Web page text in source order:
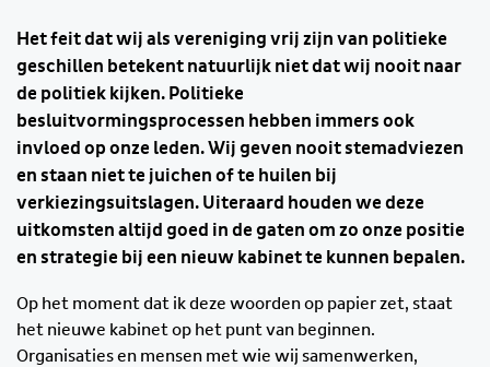
Het feit dat wij als vereniging vrij zijn van politieke
geschillen betekent natuurlijk niet dat wij nooit naar
de politiek kijken. Politieke
besluitvormingsprocessen hebben immers ook
invloed op onze leden. Wij geven nooit stemadviezen
en staan niet te juichen of te huilen bij
verkiezingsuitslagen. Uiteraard houden we deze
uitkomsten altijd goed in de gaten om zo onze positie
en strategie bij een nieuw kabinet te kunnen bepalen.
Op het moment dat ik deze woorden op papier zet, staat
het nieuwe kabinet op het punt van beginnen.
Organisaties en mensen met wie wij samenwerken,